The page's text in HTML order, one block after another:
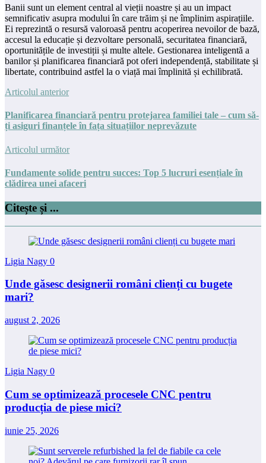
Banii sunt un element central al vieții noastre și au un impact
semnificativ asupra modului în care trăim și ne împlinim aspirațiile.
Ei reprezintă o resursă valoroasă pentru acoperirea nevoilor de bază,
accesul la educație și dezvoltare personală, securitatea financiară,
oportunitățile de investiții și multe altele. Gestionarea inteligentă a
banilor și planificarea financiară pot oferi independență, stabilitate și
libertate, contribuind astfel la o viață mai împlinită și echilibrată.
Articolul anterior
Planificarea financiară pentru protejarea familiei tale – cum să-
ți asiguri finanțele în fața situațiilor neprevăzute
Articolul următor
Fundamente solide pentru succes: Top 5 lucruri esențiale în
clădirea unei afaceri
Citește și ...
Ligia Nagy 0
Unde găsesc designerii români clienți cu bugete
mari?
august 2, 2026
Ligia Nagy 0
Cum se optimizează procesele CNC pentru
producția de piese mici?
iunie 25, 2026